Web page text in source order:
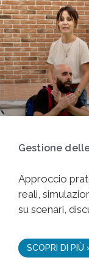
Gestione
Approccio
reali,
su scenari,
SCOPRI DI PIÙ